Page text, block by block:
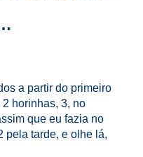
a partir do primeiro
horinhas, 3, no
que eu fazia no
pela tarde, e olhe lá,